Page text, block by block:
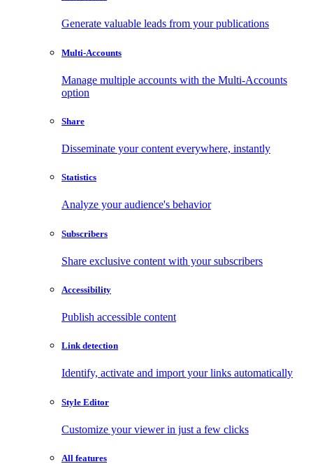
Generate valuable leads from your publications
Multi-Accounts
Manage multiple accounts with the Multi-Accounts
option
Share
Disseminate your content everywhere, instantly
Statistics
Analyze your audience's behavior
Subscribers
Share exclusive content with your subscribers
Accessibility
Publish accessible content
Link detection
Identify, activate and import your links automatically
Style Editor
Customize your viewer in just a few clicks
All features